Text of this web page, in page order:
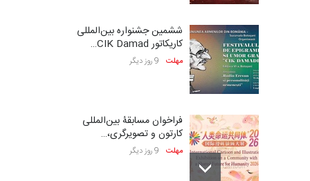
ششمین جشنواره بین‌المللی
کاریکاتور CIK Damad…
مهلت 9 روز دیگر
فراخوان مسابقۀ بین‌المللی
کارتون و تصویرگری،…
مهلت 9 روز دیگر